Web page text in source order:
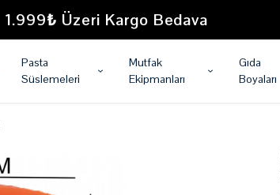
1.999₺ Üzeri Kargo Bedava
Pasta
Süslemeleri
Mutfak
Ekipmanları
Gıda
Boyaları